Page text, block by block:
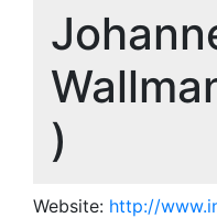
)
Website: http://